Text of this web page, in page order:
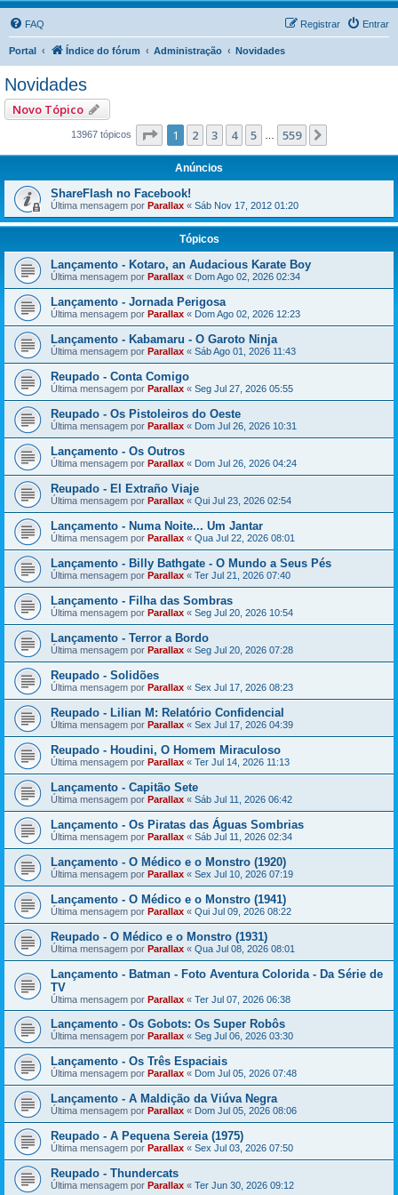
FAQ Entrar
Registrar
Portal Índice do fórum Administração Novidades
Novidades
Novo Tópico
13967 tópicos Página de 559
1 2 3 4 5 559
Anúncios
ShareFlash no Facebook!
Última mensagem por Parallax « Sáb Nov 17, 2012 01:20
Tópicos
Lançamento - Kotaro, an Audacious Karate Boy
Última mensagem por Parallax « Dom Ago 02, 2026 02:34
Lançamento - Jornada Perigosa
Última mensagem por Parallax « Dom Ago 02, 2026 12:23
Lançamento - Kabamaru - O Garoto Ninja
Última mensagem por Parallax « Sáb Ago 01, 2026 11:43
Reupado - Conta Comigo
Última mensagem por Parallax « Seg Jul 27, 2026 05:55
Reupado - Os Pistoleiros do Oeste
Última mensagem por Parallax « Dom Jul 26, 2026 10:31
Lançamento - Os Outros
Última mensagem por Parallax « Dom Jul 26, 2026 04:24
Reupado - El Extraño Viaje
Última mensagem por Parallax « Qui Jul 23, 2026 02:54
Lançamento - Numa Noite... Um Jantar
Última mensagem por Parallax « Qua Jul 22, 2026 08:01
Lançamento - Billy Bathgate - O Mundo a Seus Pés
Última mensagem por Parallax « Ter Jul 21, 2026 07:40
Lançamento - Filha das Sombras
Última mensagem por Parallax « Seg Jul 20, 2026 10:54
Lançamento - Terror a Bordo
Última mensagem por Parallax « Seg Jul 20, 2026 07:28
Reupado - Solidões
Última mensagem por Parallax « Sex Jul 17, 2026 08:23
Reupado - Lilian M: Relatório Confidencial
Última mensagem por Parallax « Sex Jul 17, 2026 04:39
Reupado - Houdini, O Homem Miraculoso
Última mensagem por Parallax « Ter Jul 14, 2026 11:13
Lançamento - Capitão Sete
Última mensagem por Parallax « Sáb Jul 11, 2026 06:42
Lançamento - Os Piratas das Águas Sombrias
Última mensagem por Parallax « Sáb Jul 11, 2026 02:34
Lançamento - O Médico e o Monstro (1920)
Última mensagem por Parallax « Sex Jul 10, 2026 07:19
Lançamento - O Médico e o Monstro (1941)
Última mensagem por Parallax « Qui Jul 09, 2026 08:22
Reupado - O Médico e o Monstro (1931)
Última mensagem por Parallax « Qua Jul 08, 2026 08:01
Lançamento - Batman - Foto Aventura Colorida - Da Série de
TV
Última mensagem por Parallax « Ter Jul 07, 2026 06:38
Lançamento - Os Gobots: Os Super Robôs
Última mensagem por Parallax « Seg Jul 06, 2026 03:30
Lançamento - Os Três Espaciais
Última mensagem por Parallax « Dom Jul 05, 2026 07:48
Lançamento - A Maldição da Viúva Negra
Última mensagem por Parallax « Dom Jul 05, 2026 08:06
Reupado - A Pequena Sereia (1975)
Última mensagem por Parallax « Sex Jul 03, 2026 07:50
Reupado - Thundercats
Última mensagem por Parallax « Ter Jun 30, 2026 09:12